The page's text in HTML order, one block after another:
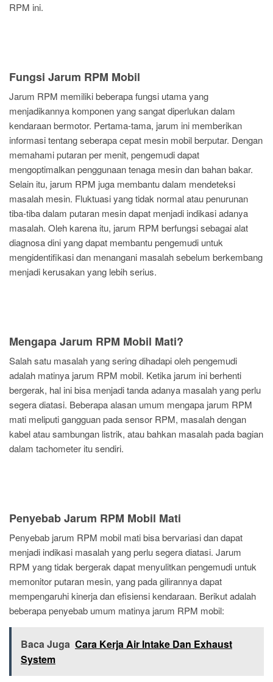
RPM ini.
Fungsi Jarum RPM Mobil
Jarum RPM memiliki beberapa fungsi utama yang
menjadikannya komponen yang sangat diperlukan dalam
kendaraan bermotor. Pertama-tama, jarum ini memberikan
informasi tentang seberapa cepat mesin mobil berputar. Dengan
memahami putaran per menit, pengemudi dapat
mengoptimalkan penggunaan tenaga mesin dan bahan bakar.
Selain itu, jarum RPM juga membantu dalam mendeteksi
masalah mesin. Fluktuasi yang tidak normal atau penurunan
tiba-tiba dalam putaran mesin dapat menjadi indikasi adanya
masalah. Oleh karena itu, jarum RPM berfungsi sebagai alat
diagnosa dini yang dapat membantu pengemudi untuk
mengidentifikasi dan menangani masalah sebelum berkembang
menjadi kerusakan yang lebih serius.
Mengapa Jarum RPM Mobil Mati?
Salah satu masalah yang sering dihadapi oleh pengemudi
adalah matinya jarum RPM mobil. Ketika jarum ini berhenti
bergerak, hal ini bisa menjadi tanda adanya masalah yang perlu
segera diatasi. Beberapa alasan umum mengapa jarum RPM
mati meliputi gangguan pada sensor RPM, masalah dengan
kabel atau sambungan listrik, atau bahkan masalah pada bagian
dalam tachometer itu sendiri.
Penyebab Jarum RPM Mobil Mati
Penyebab jarum RPM mobil mati bisa bervariasi dan dapat
menjadi indikasi masalah yang perlu segera diatasi. Jarum
RPM yang tidak bergerak dapat menyulitkan pengemudi untuk
memonitor putaran mesin, yang pada gilirannya dapat
mempengaruhi kinerja dan efisiensi kendaraan. Berikut adalah
beberapa penyebab umum matinya jarum RPM mobil:
Baca Juga Cara Kerja Air Intake Dan Exhaust
System